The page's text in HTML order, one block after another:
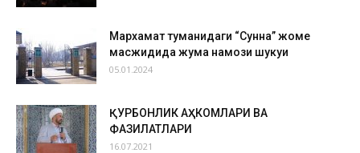
Мархамат туманидаги “Сунна” жоме
масжидида жума намози шукуҳи
05.01.2024
ҚУРБОНЛИК АҲКОМЛАРИ ВА
ФАЗИЛАТЛАРИ
16.07.2021